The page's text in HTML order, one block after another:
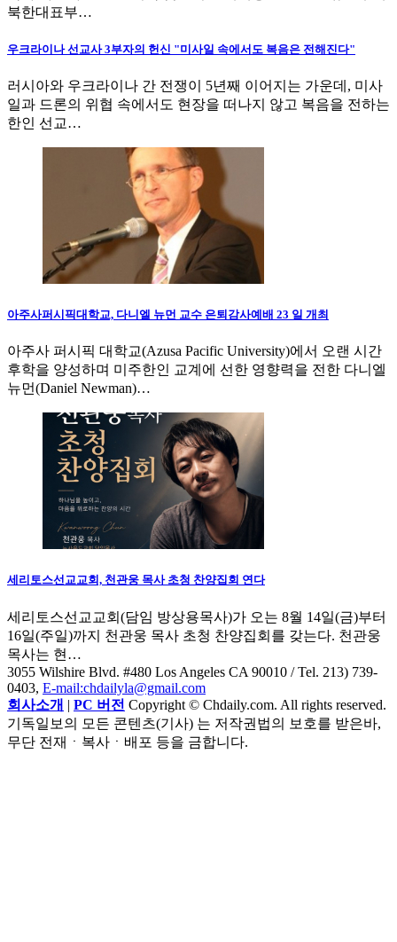
북한대표부…
우크라이나 선교사 3부자의 헌신 "미사일 속에서도 복음은 전해진다"
러시아와 우크라이나 간 전쟁이 5년째 이어지는 가운데, 미사
일과 드론의 위협 속에서도 현장을 떠나지 않고 복음을 전하는
한인 선교…
아주사퍼시픽대학교, 다니엘 뉴먼 교수 은퇴감사예배 23 일 개최
아주사 퍼시픽 대학교(Azusa Pacific University)에서 오랜 시간
후학을 양성하며 미주한인 교계에 선한 영향력을 전한 다니엘
뉴먼(Daniel Newman)…
세리토스선교교회, 천관웅 목사 초청 찬양집회 연다
세리토스선교교회(담임 방상용목사)가 오는 8월 14일(금)부터
16일(주일)까지 천관웅 목사 초청 찬양집회를 갖는다. 천관웅
목사는 현…
3055 Wilshire Blvd. #480 Los Angeles CA 90010 / Tel. 213) 739-
0403, E-mail:chdailyla@gmail.com
회사소개 | PC 버전 Copyright © Chdaily.com. All rights reserved.
기독일보의 모든 콘텐츠(기사) 는 저작권법의 보호를 받은바,
무단 전재ㆍ복사ㆍ배포 등을 금합니다.